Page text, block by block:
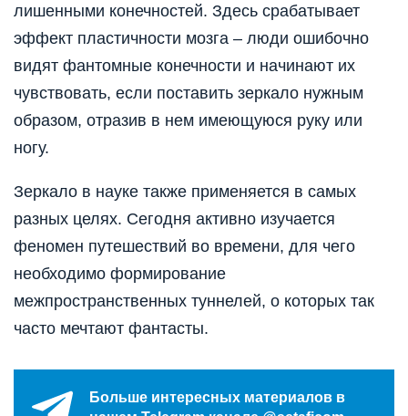
лишенными конечностей. Здесь срабатывает
эффект пластичности мозга – люди ошибочно
видят фантомные конечности и начинают их
чувствовать, если поставить зеркало нужным
образом, отразив в нем имеющуюся руку или
ногу.
Зеркало в науке также применяется в самых
разных целях. Сегодня активно изучается
феномен путешествий во времени, для чего
необходимо формирование
межпространственных туннелей, о которых так
часто мечтают фантасты.
Больше интересных материалов в